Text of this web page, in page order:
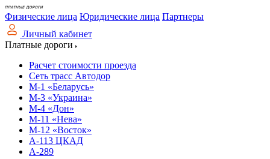
Физические лица Юридические лица Партнеры
Личный кабинет
Платные дороги
Расчет стоимости проезда
Сеть трасс Автодор
М-1 «Беларусь»
М-3 «Украина»
М-4 «Дон»
М-11 «Нева»
М-12 «Восток»
А-113 ЦКАД
А-289